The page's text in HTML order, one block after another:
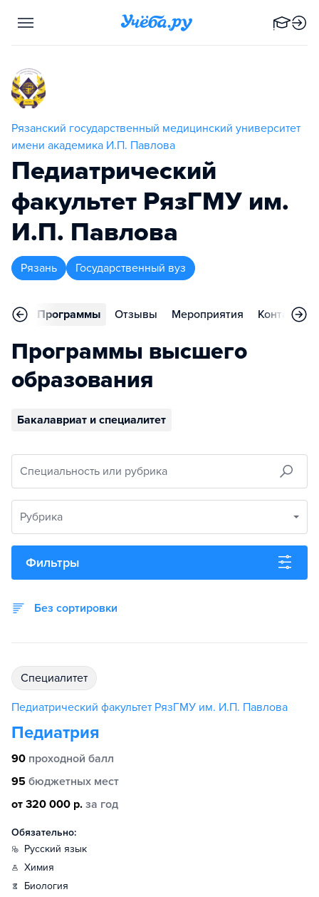
Рязанский государственный медицинский университет
имени академика И.П. Павлова
Педиатрический
факультет РязГМУ им.
И.П. Павлова
Рязань Государственный вуз
Программы Отзывы Мероприятия Контакты
Программы высшего
образования
Бакалавриат и специалитет
Специальность или рубрика
Рубрика
Фильтры
Без сортировки
специалитет
Педиатрический факультет РязГМУ им. И.П. Павлова
Педиатрия
90 проходной балл
95 бюджетных мест
от 320 000 р. за год
Обязательно:
русский язык
химия
биология